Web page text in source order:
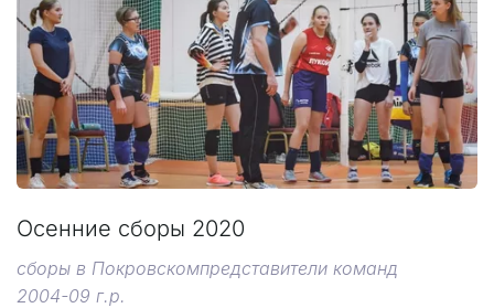
Осенние сборы 2020
сборы в Покровскомпредставители команд
2004-09 г.р.